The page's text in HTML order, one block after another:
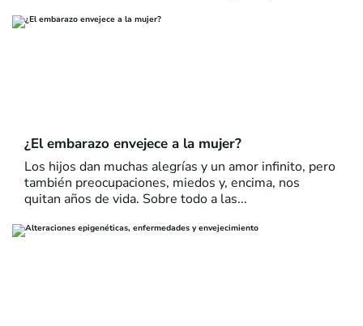
¿El embarazo envejece a la mujer?
Los hijos dan muchas alegrías y un amor infinito, pero
también preocupaciones, miedos y, encima, nos
quitan años de vida. Sobre todo a las...